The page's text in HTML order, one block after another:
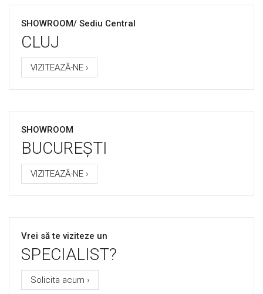
SHOWROOM/ Sediu Central
CLUJ
VIZITEAZĂ-NE ›
SHOWROOM
BUCUREȘTI
VIZITEAZĂ-NE ›
Vrei să te viziteze un
SPECIALIST?
Solicita acum ›